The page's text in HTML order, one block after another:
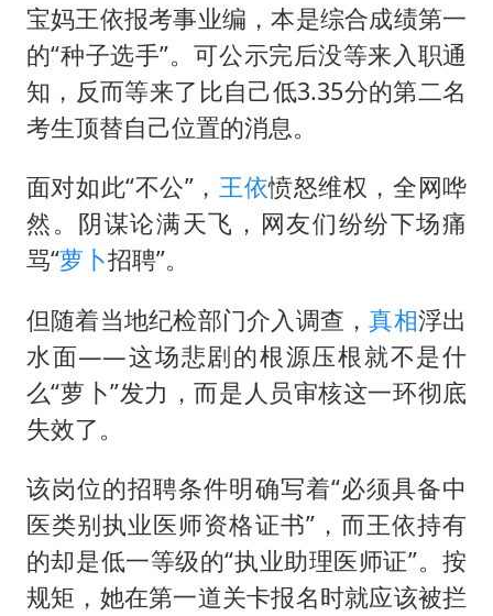
宝妈王依报考事业编，本是综合成绩第一
的“种子选手”。可公示完后没等来入职通
知，反而等来了比自己低3.35分的第二名
考生顶替自己位置的消息。
面对如此“不公”， 王依愤怒维权，全网哗
然。阴谋论满天飞，网友们纷纷下场痛
骂“萝卜招聘”。
但随着当地纪检部门介入调查，真相浮出
水面——这场悲剧的根源压根就不是什
么“萝卜”发力，而是人员审核这一环彻底
失效了。
该岗位的招聘条件明确写着“必须具备中
医类别执业医师资格证书”，而王依持有
的却是低一等级的“执业助理医师证”。按
规矩，她在第一道关卡报名时就应该被拦